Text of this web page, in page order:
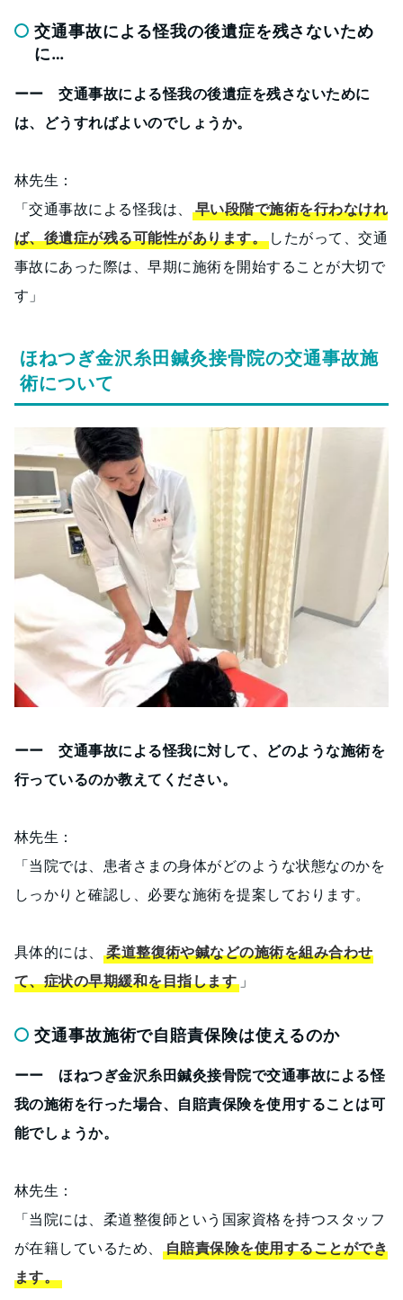
交通事故による怪我の後遺症を残さないため
に…
ーー 交通事故による怪我の後遺症を残さないために
は、どうすればよいのでしょうか。
林先生：
「交通事故による怪我は、
早い段階で施術を行わなけれ
ば、後遺症が残る可能性があります。 したがって、交通
事故にあった際は、早期に施術を開始することが大切で
す」
ほねつぎ金沢糸田鍼灸接骨院の交通事故施
術について
ーー 交通事故による怪我に対して、どのような施術を
行っているのか教えてください。
林先生：
「当院では、患者さまの身体がどのような状態なのかを
しっかりと確認し、必要な施術を提案しております。
具体的には、
柔道整復術や鍼などの施術を組み合わせ
て、症状の早期緩和を目指します 」
交通事故施術で自賠責保険は使えるのか
ーー ほねつぎ金沢糸田鍼灸接骨院で交通事故による怪
我の施術を行った場合、自賠責保険を使用することは可
能でしょうか。
林先生：
「当院には、柔道整復師という国家資格を持つスタッフ
が在籍しているため、
自賠責保険を使用することができ
ます。